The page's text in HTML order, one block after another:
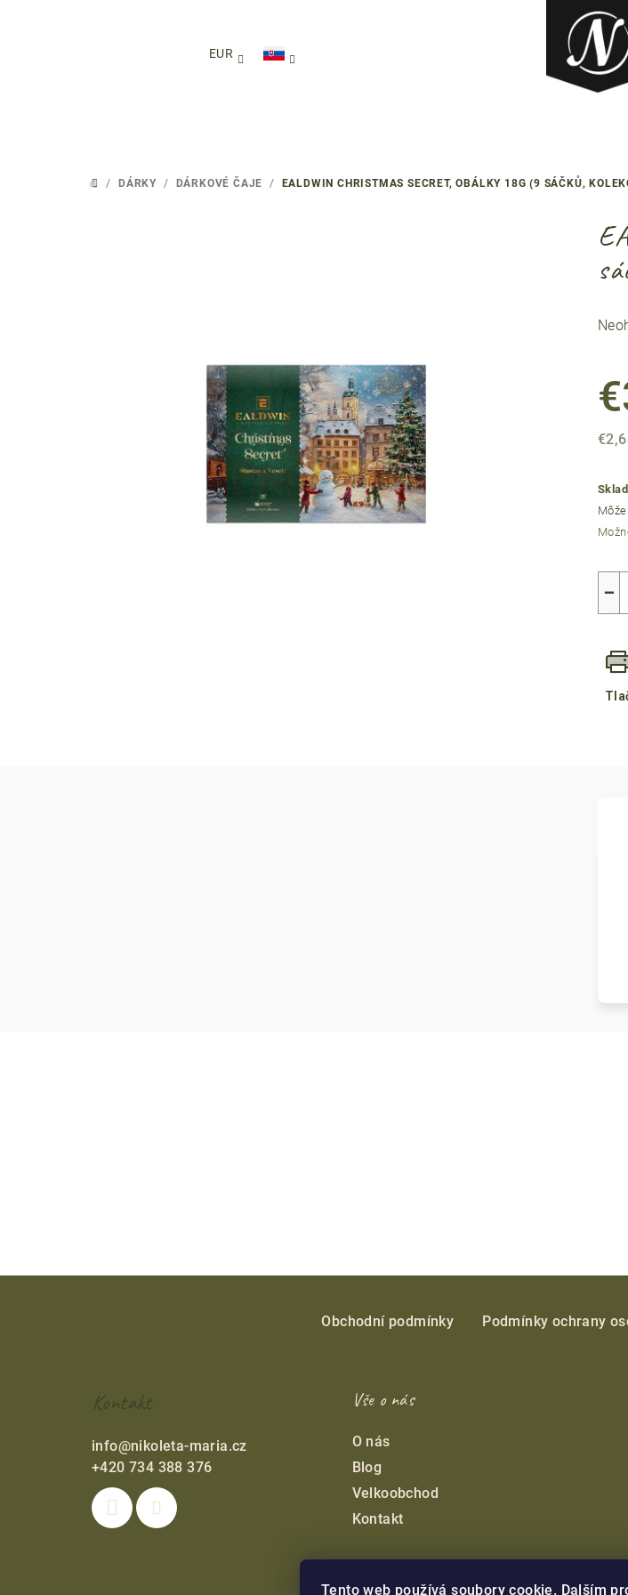
Tento web používá soubory cookie. Dalším
EUR
DOMOV
/ DÁRKY / DÁRKOVÉ ČAJE / EALDWIN CHRISTMAS SECRET, OBÁLKY 18G (9 SÁČKŮ,
je
0,0
z
cena:
−
Obchodní podmínky Podmínky ochrany
Kontakt
info@nikoleta-maria.cz
+420 734 388 376
Vše o nás
O nás
Blog
Velkoobchod
Kontakt